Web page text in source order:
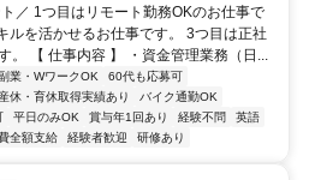
／ 1つ目はリモート勤務OKのお仕事で
ルを活かせるお仕事です。 3つ目は正社
。 【 仕事内容 】 ・資金管理業務（日...
業・WワークOK
60代も応募可
産休・育休取得実績あり
バイク通勤OK
平日のみOK 賞与年1回あり 経験不問
英語
全額支給 経験者歓迎 研修あり